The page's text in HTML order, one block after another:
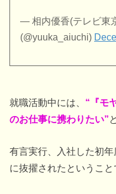
— 相内優香(テレビ東
(@yuuka_aiuchi)
就職活動中には、 “『モ
のお仕事に携わりたい”
有言実行、入社した初年
に抜擢されたということ